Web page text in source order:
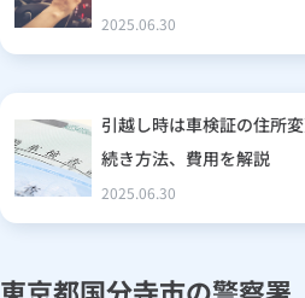
2025.06.30
引越し時は車検証の住所
続き方法、費用を解説
2025.06.30